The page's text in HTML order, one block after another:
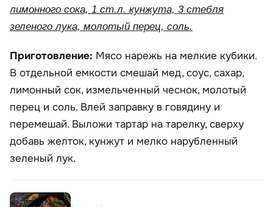
лимонного сока, 1 ст.л. кунжута, 3 стебля
зеленого лука, молотый перец, соль.
Приготовление: Мясо нарежь на мелкие кубики.
В отдельной емкости смешай мед, соус, сахар,
лимонный сок, измельченный чеснок, молотый
перец и соль. Влей заправку в говядину и
перемешай. Выложи тартар на тарелку, сверху
добавь желток, кунжут и мелко нарубленный
зеленый лук.